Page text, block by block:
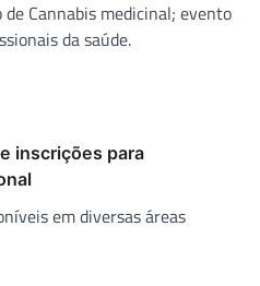
Cannabis medicinal; evento
da saúde.
inscrições para
em diversas áreas